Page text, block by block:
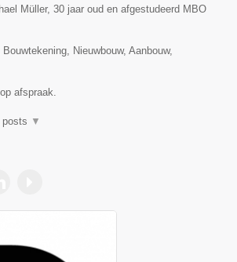
Müller, 30 jaar oud en afgestudeerd MBO
Nieuwbouw, Aanbouw,
afspraak.
posts ▼